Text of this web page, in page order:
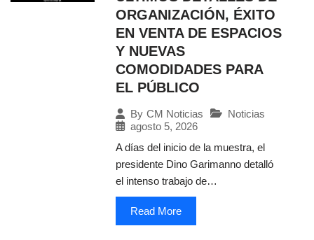
ORGANIZACIÓN, ÉXITO
EN VENTA DE ESPACIOS
Y NUEVAS
COMODIDADES PARA
EL PÚBLICO
By CM Noticias
Noticias
agosto 5, 2026
A días del inicio de la muestra, el
presidente Dino Garimanno detalló
el intenso trabajo de…
Read More